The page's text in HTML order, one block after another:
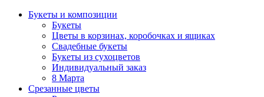
Букеты и композиции
Букеты
Цветы в корзинах, коробочках и ящиках
Свадебные букеты
Букеты из сухоцветов
Индивидуальный заказ
8 Марта
Срезанные цветы